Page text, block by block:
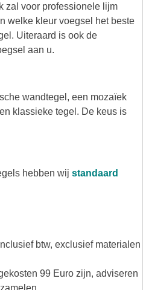
zal voor professionele lijm
welke kleur voegsel het beste
Uiteraard is ook de
aan u.
wandtegel, een mozaïek
klassieke tegel. De keus is
hebben wij standaard
btw, exclusief materialen
99 Euro zijn, adviseren